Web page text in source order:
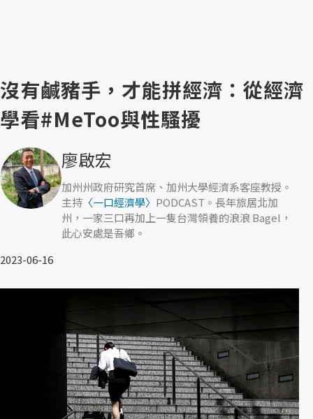
沒有鹹豬手，才能拼經濟：從經濟
學看#MeToo與性騷擾
廖啟宏
加州州政府研究首席、加州大學經濟系客座教授。
主持 〈一口經濟學〉 PODCAST。長年旅居北加
州，一家三口再加上一隻台灣領養的浪浪 Bagel，
此心安處是吾鄉。
2023-06-16